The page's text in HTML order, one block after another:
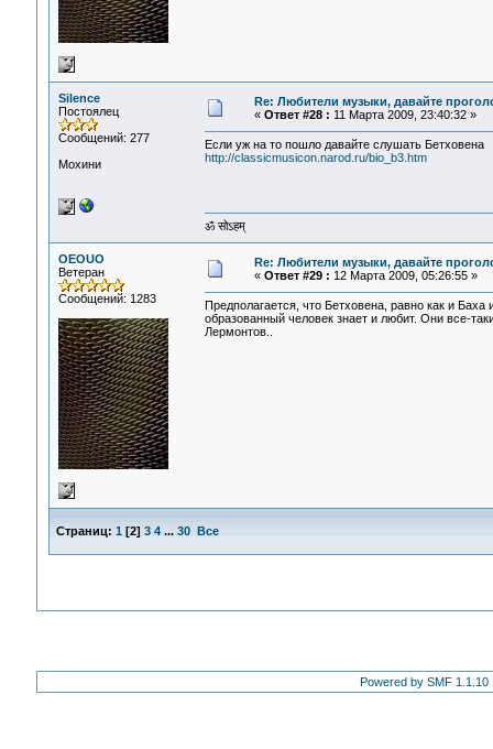
Silence
Постоялец
Сообщений: 277
Мохини
Re: Любители музыки, давайте
« Ответ #28 : 11 Марта 2009, 23:40:32 »
Если уж на то пошло давайте слушать Бетховена
http://classicmusicon.narod.ru/bio_b3.htm
ॐ सोऽहम्
OEOUO
Ветеран
Сообщений: 1283
Re: Любители музыки, давайте
« Ответ #29 : 12 Марта 2009, 05:26:55 »
Предполагается, что Бетховена, равно как и
образованный человек знает и любит. Они все-
Лермонтов..
Страниц: 1 [2] 3 4 ... 30 Все
Powered by SMF 1.1.10